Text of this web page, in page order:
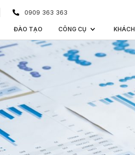
0909 363 363
ĐÀO TẠO CÔNG CỤ